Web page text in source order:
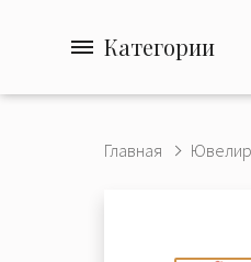
Категории
Главная